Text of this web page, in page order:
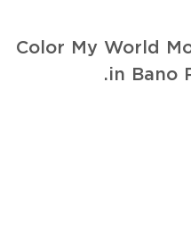
Color My World
in Bano